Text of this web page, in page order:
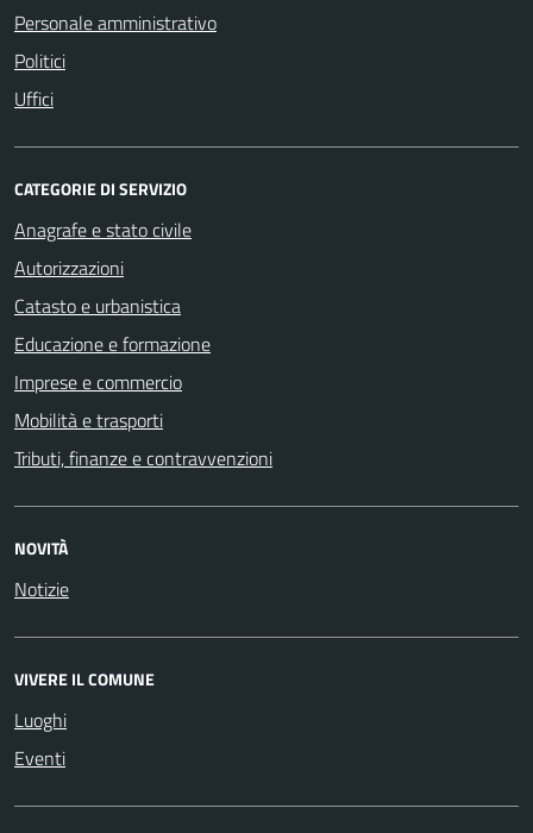
Personale amministrativo
Politici
Uffici
CATEGORIE DI SERVIZIO
Anagrafe e stato civile
Autorizzazioni
Catasto e urbanistica
Educazione e formazione
Imprese e commercio
Mobilità e trasporti
Tributi, finanze e contravvenzioni
NOVITÀ
Notizie
VIVERE IL COMUNE
Luoghi
Eventi